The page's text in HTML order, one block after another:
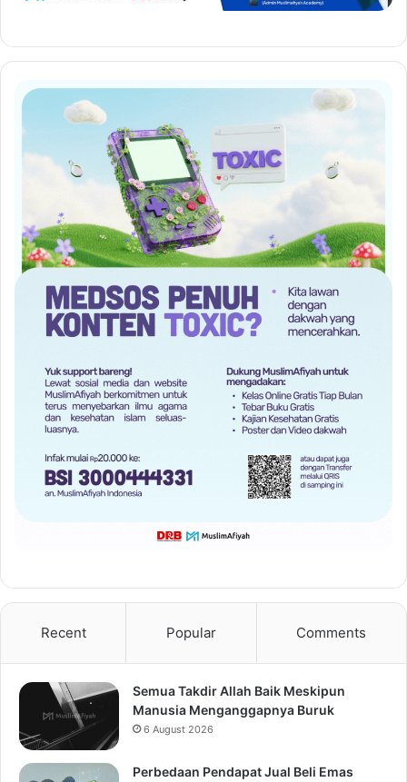
Recent Popular Comments
Semua Takdir Allah Baik Meskipun
Manusia Menganggapnya Buruk
6 August 2026
Perbedaan Pendapat Jual Beli Emas